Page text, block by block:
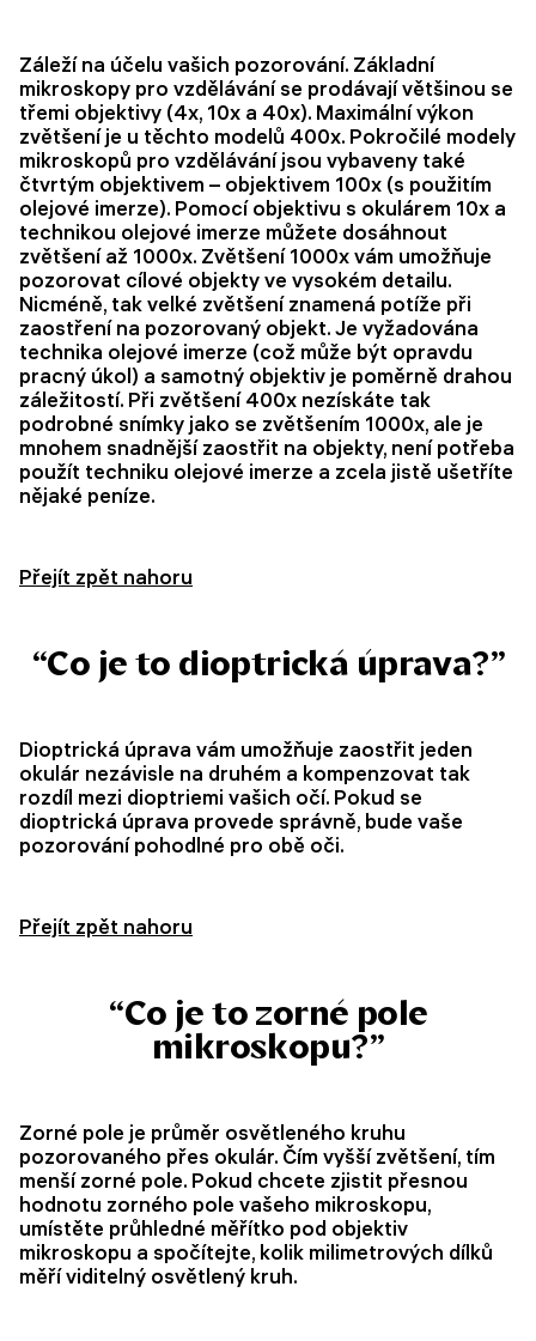
Záleží na účelu vašich pozorování. Základní
mikroskopy pro vzdělávání se prodávají většinou se
třemi objektivy (4x, 10x a 40x). Maximální výkon
zvětšení je u těchto modelů 400x. Pokročilé modely
mikroskopů pro vzdělávání jsou vybaveny také
čtvrtým objektivem – objektivem 100x (s použitím
olejové imerze). Pomocí objektivu s okulárem 10x a
technikou olejové imerze můžete dosáhnout
zvětšení až 1000x. Zvětšení 1000x vám umožňuje
pozorovat cílové objekty ve vysokém detailu.
Nicméně, tak velké zvětšení znamená potíže při
zaostření na pozorovaný objekt. Je vyžadována
technika olejové imerze (což může být opravdu
pracný úkol) a samotný objektiv je poměrně drahou
záležitostí. Při zvětšení 400x nezískáte tak
podrobné snímky jako se zvětšením 1000x, ale je
mnohem snadnější zaostřit na objekty, není potřeba
použít techniku olejové imerze a zcela jistě ušetříte
nějaké peníze.
Přejít zpět nahoru
“Co je to dioptrická úprava?”
Dioptrická úprava vám umožňuje zaostřit jeden
okulár nezávisle na druhém a kompenzovat tak
rozdíl mezi dioptriemi vašich očí. Pokud se
dioptrická úprava provede správně, bude vaše
pozorování pohodlné pro obě oči.
Přejít zpět nahoru
“Co je to zorné pole
mikroskopu?”
Zorné pole je průměr osvětleného kruhu
pozorovaného přes okulár. Čím vyšší zvětšení, tím
menší zorné pole. Pokud chcete zjistit přesnou
hodnotu zorného pole vašeho mikroskopu,
umístěte průhledné měřítko pod objektiv
mikroskopu a spočítejte, kolik milimetrových dílků
měří viditelný osvětlený kruh.